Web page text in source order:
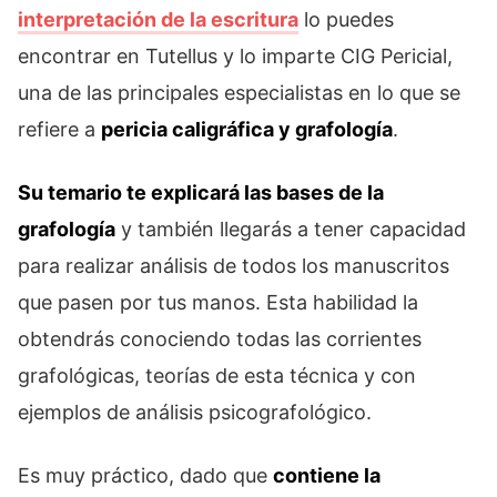
interpretación de la escritura lo puedes
encontrar en Tutellus y lo imparte CIG Pericial,
una de las principales especialistas en lo que se
refiere a pericia caligráfica y grafología.
Su temario te explicará las bases de la
grafología y también llegarás a tener capacidad
para realizar análisis de todos los manuscritos
que pasen por tus manos. Esta habilidad la
obtendrás conociendo todas las corrientes
grafológicas, teorías de esta técnica y con
ejemplos de análisis psicografológico.
Es muy práctico, dado que contiene la